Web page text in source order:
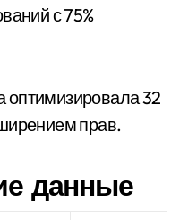
с 75%
оптимизировала 32
прав.
данные